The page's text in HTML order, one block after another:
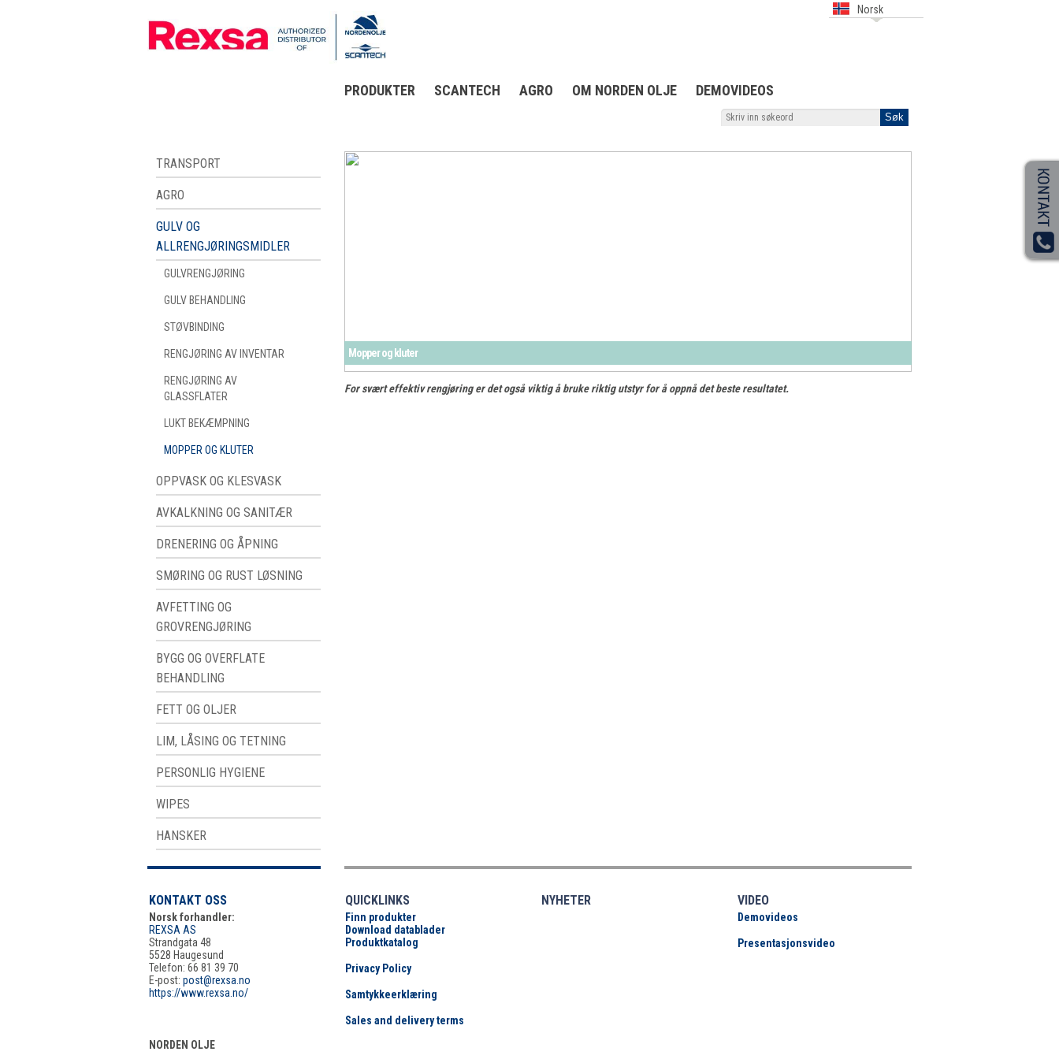
Norsk
PRODUKTER SCANTECH AGRO OM NORDEN OLJE DEMOVIDEOS
TRANSPORT
AGRO
GULV OG
ALLRENGJØRINGSMIDLER
GULVRENGJØRING
GULV BEHANDLING
STØVBINDING
RENGJØRING AV INVENTAR
RENGJØRING AV
GLASSFLATER
LUKT BEKÆMPNING
MOPPER OG KLUTER
OPPVASK OG KLESVASK
AVKALKNING OG SANITÆR
DRENERING OG ÅPNING
SMØRING OG RUST LØSNING
AVFETTING OG
GROVRENGJØRING
BYGG OG OVERFLATE
BEHANDLING
FETT OG OLJER
LIM, LÅSING OG TETNING
PERSONLIG HYGIENE
WIPES
HANSKER
Mopper og kluter
For svært effektiv rengjøring er det også viktig å bruke riktig utstyr for å oppnå det beste resultatet.
KONTAKT OSS
Norsk forhandler:
REXSA AS
Strandgata 48
5528 Haugesund
Telefon: 66 81 39 70
E-post: post@rexsa.no
https://www.rexsa.no/
NORDEN OLJE
QUICKLINKS
Finn produkter
Download datablader
Produktkatalog
Privacy Policy
Samtykkeerklæring
Sales and delivery terms
NYHETER VIDEO
Demovideos
Presentasjonsvideo